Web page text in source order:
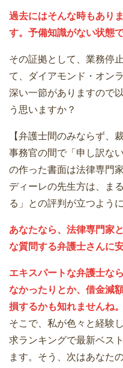
過去にはそんな時もあり
す。予備知識がない状態
その証拠として、業務停
て、ダイアモンド・オン
深い一節がありますので
う思いますか？
【弁護士間のみならず、
事務官の間で「申し訳な
の作った書面は法律専門
ディーレの先生方は、ま
る」との評判が立つよう
あなたなら、法律専門家
な質問する弁護士さんに
エキスパートな弁護士な
なかったりとか、借金減
損するかも知れませんね。
そこで、私が色々と経験
求ランキングで最新ベス
ます。そう、次はあなた